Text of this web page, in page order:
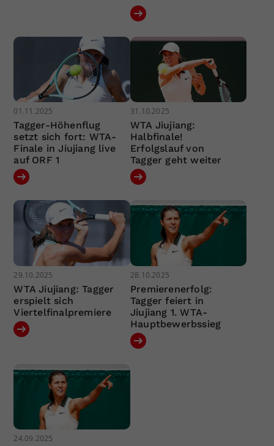
01.11.2025
Tagger-Höhenflug
setzt sich fort: WTA-
Finale in Jiujiang live
auf ORF 1
31.10.2025
WTA Jiujiang:
Halbfinale!
Erfolgslauf von
Tagger geht weiter
29.10.2025
WTA Jiujiang: Tagger
erspielt sich
Viertelfinalpremiere
28.10.2025
Premierenerfolg:
Tagger feiert in
Jiujiang 1. WTA-
Hauptbewerbssieg
24.09.2025